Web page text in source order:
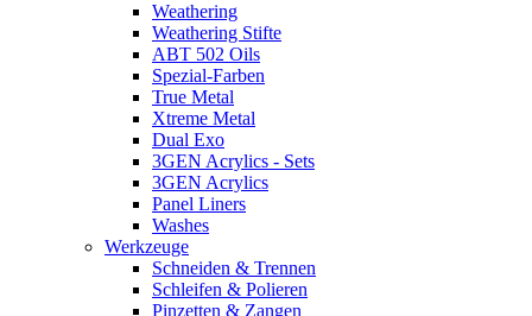
Weathering
Weathering Stifte
ABT 502 Oils
Spezial-Farben
True Metal
Xtreme Metal
Dual Exo
3GEN Acrylics - Sets
3GEN Acrylics
Panel Liners
Washes
Werkzeuge
Schneiden & Trennen
Schleifen & Polieren
Pinzetten & Zangen